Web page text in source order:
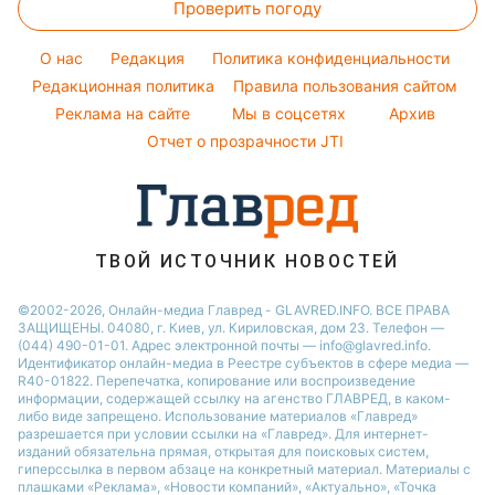
Алла Пугачева
Максим Галкин
Настя Каменских
Комнатные растения
Курс валют
Магнитные бури
Погода на сегодня
Погода на завтра
Пылевая буря
Проверить погоду
O нас Редакция
Политика конфиденциальности
Редакционная политика
Правила пользования сайтом
Реклама на сайте
Мы в соцсетях
Архив
Отчет о прозрачности JTI
ТВОЙ ИСТОЧНИК НОВОСТЕЙ
©2002-2026, Онлайн-медиа Главред - GLAVRED.INFO. ВСЕ ПРАВА
ЗАЩИЩЕНЫ. 04080, г. Киев, ул. Кириловская, дом 23. Телефон —
(044) 490-01-01. Адрес электронной почты — info@glavred.info.
Идентификатор онлайн-медиа в Реестре cубъектов в сфере медиа —
R40-01822. Перепечатка, копирование или воспроизведение
информации, содержащей ссылку на агенство ГЛАВРЕД, в каком-
либо виде запрещено. Использование материалов «Главред»
разрешается при условии ссылки на «Главред». Для интернет-
изданий обязательна прямая, открытая для поисковых систем,
гиперссылка в первом абзаце на конкретный материал. Материалы с
плашками «Реклама», «Новости компаний», «Актуально», «Точка